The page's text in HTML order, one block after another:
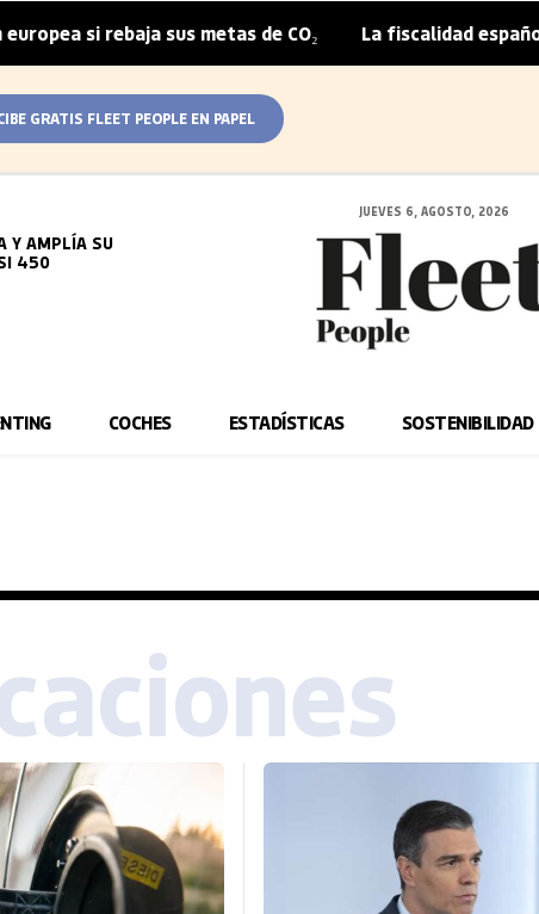
si rebaja sus metas de CO₂ | La fiscalidad española
GRATIS FLEET PEOPLE EN PAPEL
Y AMPLÍA SU
450
JUEVES 6, AGOSTO, 2026
COCHES ESTADÍSTICAS SOSTENIBILIDAD